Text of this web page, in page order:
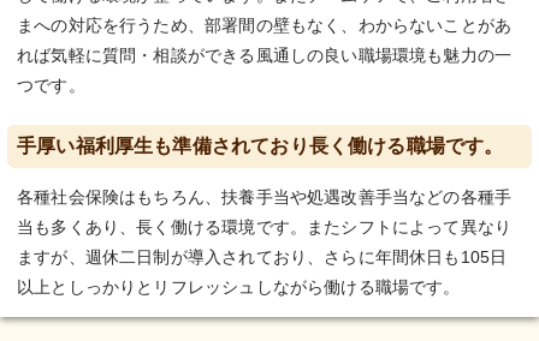
まへの対応を行うため、部署間の壁もなく、わからないことがあ
れば気軽に質問・相談ができる風通しの良い職場環境も魅力の一
つです。
手厚い福利厚生も準備されており長く働ける職場です。
各種社会保険はもちろん、扶養手当や処遇改善手当などの各種手
当も多くあり、長く働ける環境です。またシフトによって異なり
ますが、週休二日制が導入されており、さらに年間休日も105日
以上としっかりとリフレッシュしながら働ける職場です。